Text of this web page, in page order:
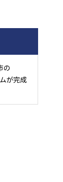
の
が完成